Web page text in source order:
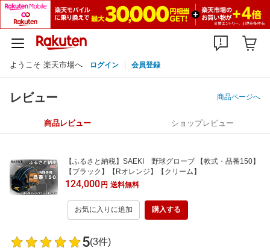
ようこそ 楽天市場へ ログイン 会員登録
レビュー 商品ページへ
商品レビュー ショップレビュー
【ふるさと納税】SAEKI 野球グローブ 【軟式・品番150】
【ブラック】【Rオレンジ】【クリーム】
124,000円 送料無料
お気に入りに追加 購入する
5(3件)